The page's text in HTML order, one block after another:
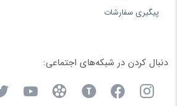
پیگیری سفارشات
دنبال کردن در شبکه‌های اجتماعی: